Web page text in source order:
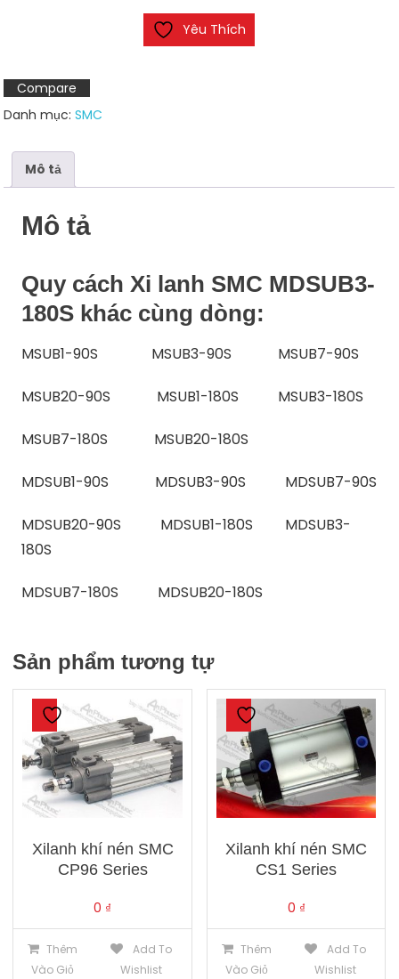
số
lượng
Yêu Thích
Compare
Danh mục:SMC
Mô tả
Mô tả
Quy cách Xi lanh SMC MDSUB3-
180S khác cùng dòng:
MSUB1-90S MSUB3-90S MSUB7-90S
MSUB20-90S MSUB1-180S MSUB3-180S
MSUB7-180S MSUB20-180S
MDSUB1-90S MDSUB3-90S MDSUB7-90S
MDSUB20-90S MDSUB1-180S MDSUB3-
180S
MDSUB7-180S MDSUB20-180S
Sản phẩm tương tự
Xilanh khí nén SMC
CP96 Series
0 ₫
Thêm
Vào Giỏ
Add To
Wishlist
Xilanh khí nén SMC
CS1 Series
0 ₫
Thêm
Vào Giỏ
Add To
Wishlist